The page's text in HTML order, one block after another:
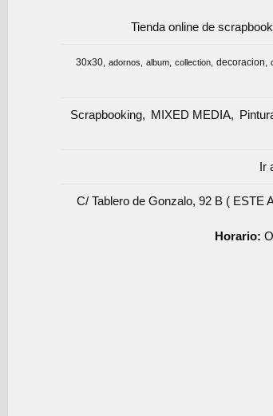
Tienda online de
30x30 adornos album collection decoracion
Scrapbooking MIXED MEDIA
Ir
C/ Tablero de Gonzalo, 92 B (
Horario: